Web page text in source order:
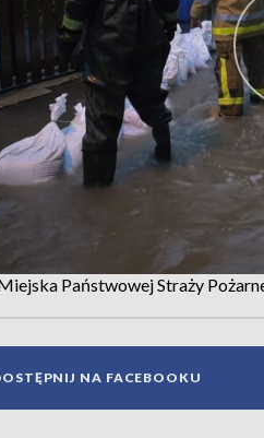
Państwowej Straży
NA FACEBOOKU